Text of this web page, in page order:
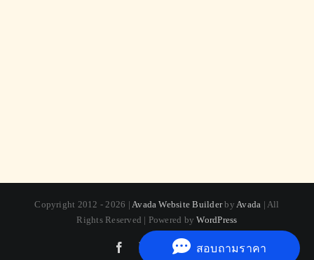
สอบถามราคา
Copyright 2012 - 2026 | Avada Website Builderby Avada | All
Rights Reserved | Powered byWordPress
Facebook InstagramPinterest